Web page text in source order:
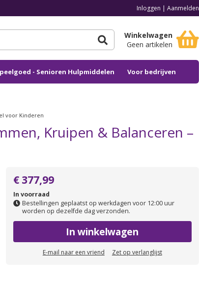
Inloggen | Aanmelden
Winkelwagen
Geen artikelen
- Senioren Hulpmiddelen Voor bedrijven
voor Kinderen
Kruipen & Balanceren –
€ 377,99
In voorraad
Bestellingen geplaatst op werkdagen voor 12:00 uur
worden op dezelfde dag verzonden.
In winkelwagen
E-mail naar een vriend Zet op verlanglijst